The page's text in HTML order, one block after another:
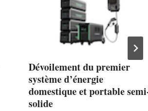
Dévoilement du premier
système d’énergie
domestique et portable
solide